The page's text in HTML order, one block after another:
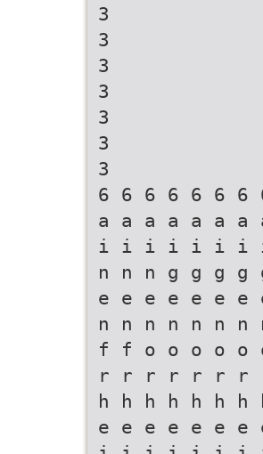
3
3
3
3
3
3
3
6 6 6 6 6 6 6
a a a a a
i i i i i i i i i i
n n n g g g g
e e e e e e e
n n n n n n n
f f o o o o
r r r r r r r r
h h h h h h h
e e e e e e